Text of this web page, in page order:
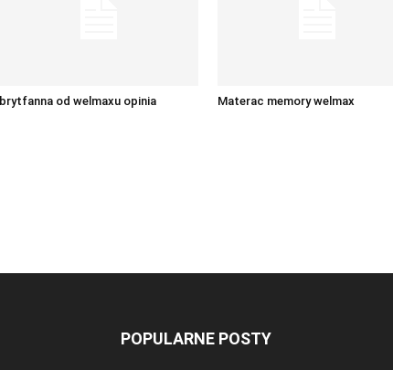
brytfanna od welmaxu opinia Materac memory welmax
POPULARNE POSTY